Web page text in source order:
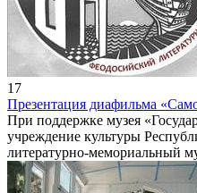
17
Презентация диафильма
При поддержке музея
учреждение культуры
литературно-мемориальный